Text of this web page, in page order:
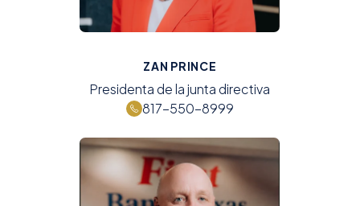
ZAN PRINCE
Presidenta de la junta directiva
817-550-8999